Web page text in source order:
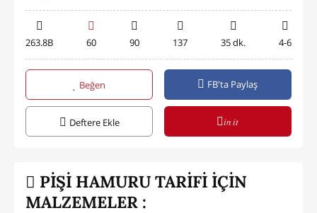
263.8B 60 90 137 35 dk. 4-6
Beğen FB'ta Paylaş
Deftere Ekle in it
PİŞİ HAMURU TARİFİ İÇİN
MALZEMELER :